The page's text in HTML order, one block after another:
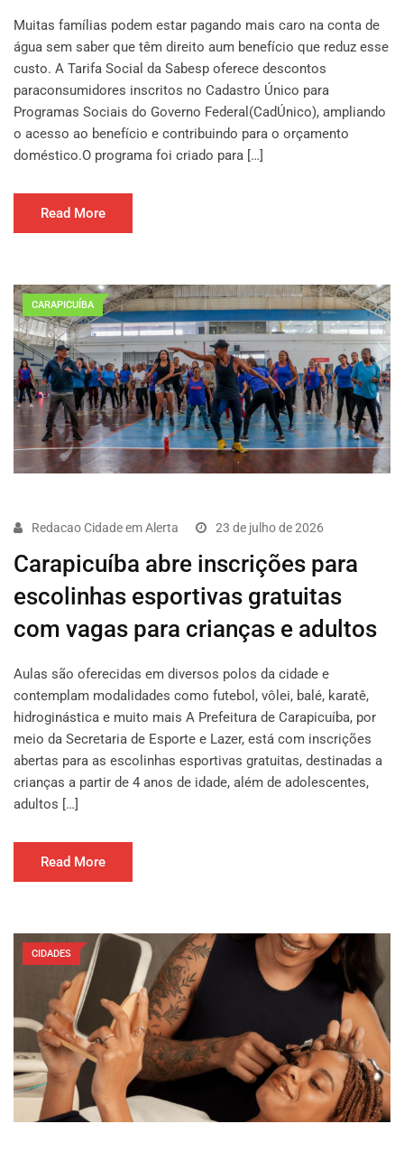
Muitas famílias podem estar pagando mais caro na conta de
água sem saber que têm direito aum benefício que reduz esse
custo. A Tarifa Social da Sabesp oferece descontos
paraconsumidores inscritos no Cadastro Único para
Programas Sociais do Governo Federal(CadÚnico), ampliando
o acesso ao benefício e contribuindo para o orçamento
doméstico.O programa foi criado para […]
Read More
CARAPICUÍBA
Redacao Cidade em Alerta 23 de julho de 2026
Carapicuíba abre inscrições para
escolinhas esportivas gratuitas
com vagas para crianças e adultos
Aulas são oferecidas em diversos polos da cidade e
contemplam modalidades como futebol, vôlei, balé, karatê,
hidroginástica e muito mais A Prefeitura de Carapicuíba, por
meio da Secretaria de Esporte e Lazer, está com inscrições
abertas para as escolinhas esportivas gratuitas, destinadas a
crianças a partir de 4 anos de idade, além de adolescentes,
adultos […]
Read More
CIDADES